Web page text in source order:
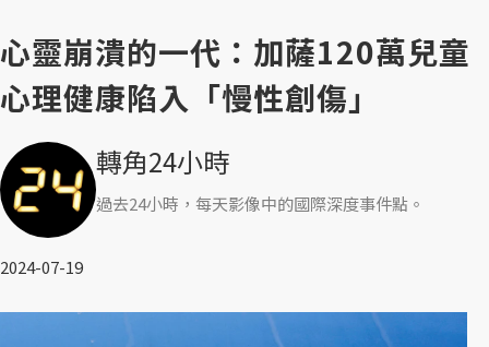
心靈崩潰的一代：加薩120萬兒童
心理健康陷入「慢性創傷」
轉角24小時
過去24小時，每天影像中的國際深度事件點。
2024-07-19